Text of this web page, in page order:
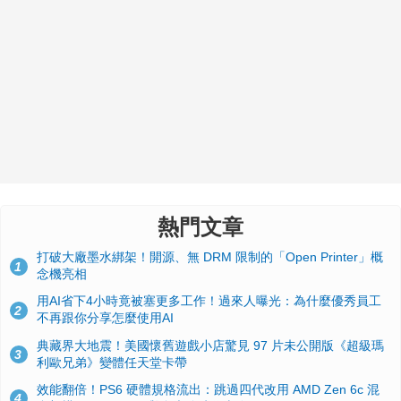
熱門文章
1
打破大廠墨水綁架！開源、無 DRM 限制的「Open Printer」概
念機亮相
2
用AI省下4小時竟被塞更多工作！過來人曝光：為什麼優秀員工
不再跟你分享怎麼使用AI
3
典藏界大地震！美國懷舊遊戲小店驚見 97 片未公開版《超級瑪
利歐兄弟》變體任天堂卡帶
效能翻倍！PS6 硬體規格流出：跳過四代改用 AMD Zen 6c 混